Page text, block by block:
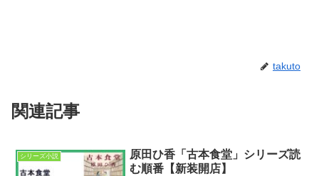
takuto
関連記事
シリーズ小説
原田ひ香「古本食堂」シリーズ読
む順番【新装開店】